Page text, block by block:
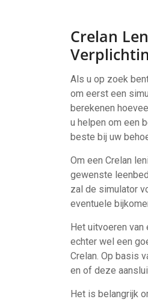
Crelan
Als u op zoek
om eerst een
berekenen
u helpen om een
beste bij uw
Om een Crelan
gewenste
zal de simulator
eventuele
Het uitvoeren
echter wel een
Crelan. Op basis
en of deze
Het is belangrijk